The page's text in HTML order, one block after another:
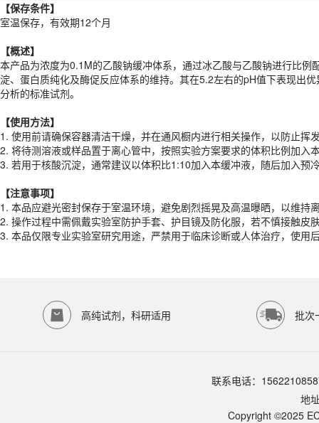
【概述】
【使用 方法】
1. 使用前请确保容器清洁干燥，并在通风橱内进行相关操作，以防止挥
2. 将待测溶液或样品置于离心管中，按照实验方案要求的体积比例加入
【注意事项】
1. 本品应避光密封保存于室温环境，避免剧烈摇晃及高温曝晒，以维持
2. 操作过程中需佩戴实验室防护手套、护目镜及防化服，若不慎接触皮
3. 本品仅限专业实验室研究用途，严禁用于临床诊断或人体治疗，使用
产品规格
货期
1-2天
规格
500mL
应用领域
ECOTOP SCIENTIFIC
参照产品说明书中的保存条件。一般生物科研试剂建议在2-8℃或-
SCIENTIFIC常规库存产品一般1-3个工作日内发货。如遇缺
【保存条件】
室温保存，有效期12个月
【概述】
本产品为浓度为0.1M的乙酸钠缓冲体系，通过冰乙酸与乙酸钠进行比
淀、蛋白质纯化及酶促反应体系的维持。其在5.2左右的pH值下表现出
分析的标准试剂。
【使用方法】
1. 使用前请确保容器清洁干燥，并在通风橱内进行相关操作，以防止挥
2. 将待测溶液或样品置于离心管中，按照实验方案要求的体积比例加入
3. 若用于核酸沉淀，通常建议以体积比1:10加入本缓冲液，随后加入
【注意事项】
1. 本品应避光密封保存于室温环境，避免剧烈摇晃及高温曝晒，以维持
2. 操作过程中需佩戴实验室防护手套、护目镜及防化服，若不慎接触皮
3. 本品仅限专业实验室研究用途，严禁用于临床诊断或人体治疗，使用
高纯试剂，科研适用 批次
联系电话：
地
Copyright ©2025